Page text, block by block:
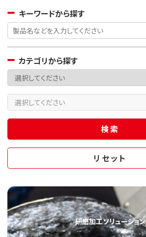
キーワードから探す
カテゴリから探す
研磨加工ソリューション